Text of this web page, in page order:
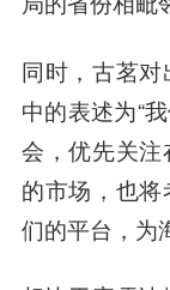
同时，古茗
中的表述为“
会，优先关注
的市场，也
们的平台，为